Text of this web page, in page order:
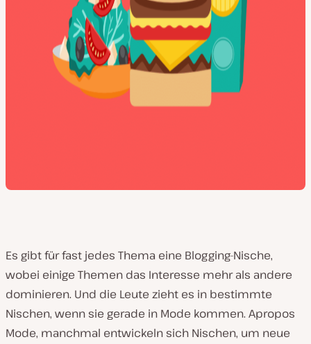
Es gibt für fast jedes Thema eine Blogging-Nische,
wobei einige Themen das Interesse mehr als andere
dominieren. Und die Leute zieht es in bestimmte
Nischen, wenn sie gerade in Mode kommen. Apropos
Mode, manchmal entwickeln sich Nischen, um neue